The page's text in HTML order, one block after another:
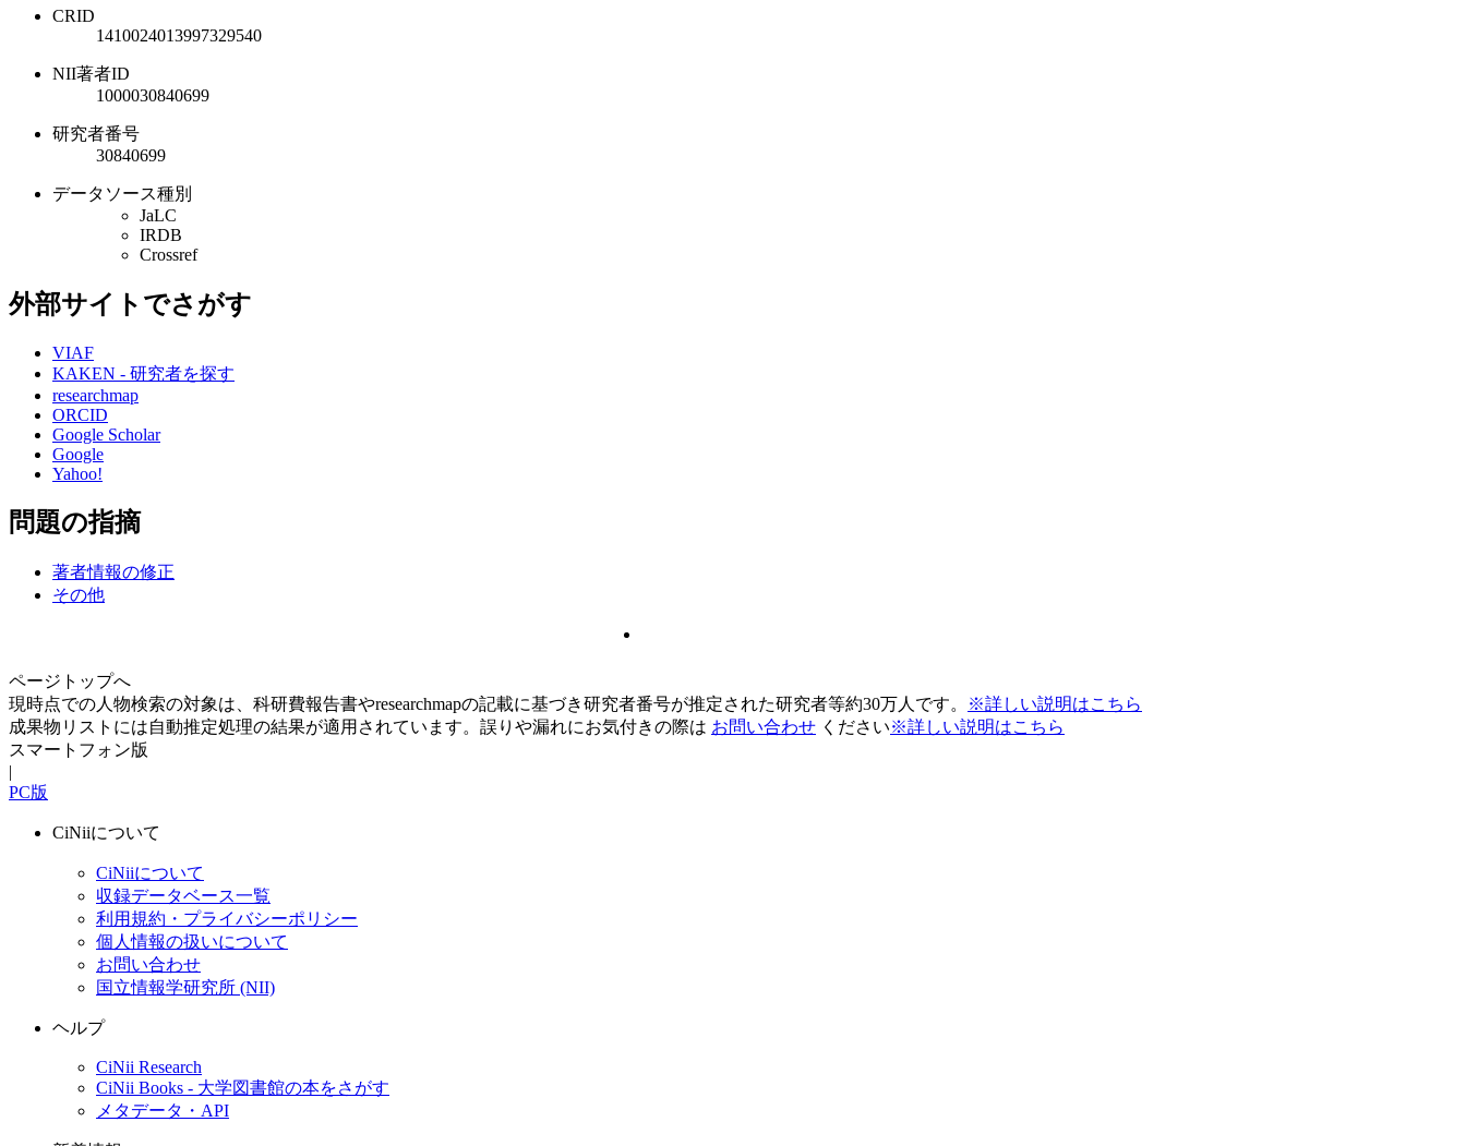
CRID
1410024013997329540
NII著者ID
1000030840699
研究者番号
30840699
データソース種別
JaLC
IRDB
Crossref
外部サイトでさがす
VIAF
KAKEN - 研究者を探す
researchmap
ORCID
Google Scholar
Google
Yahoo!
問題の指摘
著者情報の修正
その他
ページトップへ
現時点での人物検索の対象は、科研費報告書やresearchmapの記載に基づき研究者番号が推定された研究者等約30万人です。
※詳しい説明はこちら
成果物リストには自動推定処理の結果が適用されています。誤りや漏れにお気付きの際は お問い合わせ ください※詳しい説明はこちら
スマートフォン版
|
PC版
CiNiiについて
CiNiiについて
収録データベース一覧
利用規約・プライバシーポリシー
個人情報の扱いについて
お問い合わせ
国立情報学研究所 (NII)
ヘルプ
CiNii Research
CiNii Books - 大学図書館の本をさがす
メタデータ・API